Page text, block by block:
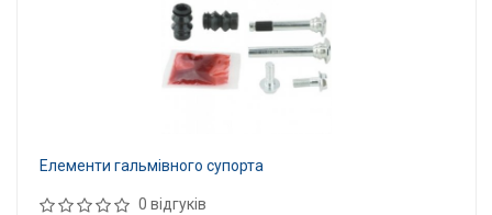
Елементи гальмівного супорта
0 відгуків